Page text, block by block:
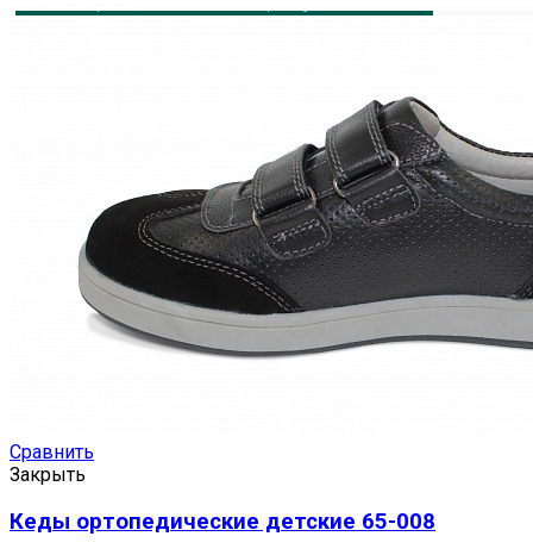
О компании
Наши работы
Новости
Контакты
Мы на OZON
Мы на Я.Маркет
Сравнить
Закрыть
Кеды ортопедические детские 65-008